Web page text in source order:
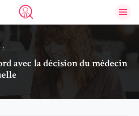
Trouve un avocat
:
avec la décision du médecin